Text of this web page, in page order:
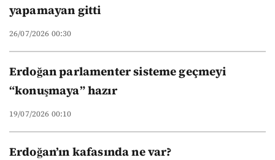
yapamayan gitti
26/07/2026 00:30
Erdoğan parlamenter sisteme geçmeyi
“konuşmaya” hazır
19/07/2026 00:10
Erdoğan’ın kafasında ne var?